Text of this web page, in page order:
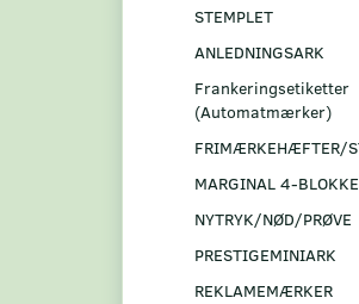
STEMPLET
ANLEDNINGSARK
Frankeringsetiketter
(Automatmærker)
MARGINAL 4-BLOKKE
NYTRYK/NØD/PRØVE
PRESTIGEMINIARK
REKLAMEMÆRKER